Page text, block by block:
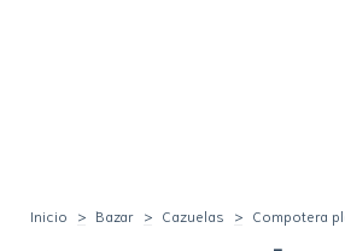
Inicio > Bazar > Cazuelas > Compotera